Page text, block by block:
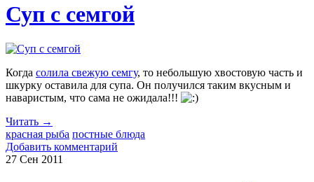
Суп с семгой
Когда солила свежую семгу, то небольшую хвостовую часть и
шкурку оставила для супа. Он получился таким вкусным и
наваристым, что сама не ожидала!!!
Читать →
красная рыба постные блюда
Добавить комментарий
27 Сен 2011